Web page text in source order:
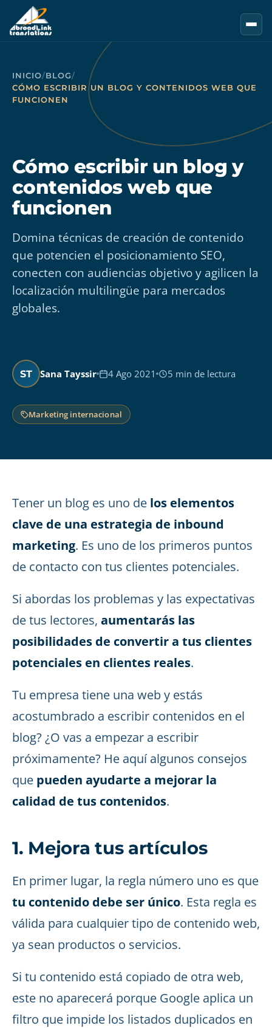
Saltar al contenido principal
INICIO/BLOG/
CÓMO ESCRIBIR UN BLOG Y CONTENIDOS WEB QUE
FUNCIONEN
Cómo escribir un blog y
contenidos web que
funcionen
Domina técnicas de creación de contenido
que potencien el posicionamiento SEO,
conecten con audiencias objetivo y agilicen la
localización multilingüe para mercados
globales.
ST Sana Tayssir 4 Ago 2021 5 min de lectura
Marketing internacional
Tener un blog es uno de los elementos
clave de una estrategia de inbound
marketing. Es uno de los primeros puntos
de contacto con tus clientes potenciales.
Si abordas los problemas y las expectativas
de tus lectores, aumentarás las
posibilidades de convertir a tus clientes
potenciales en clientes reales.
Tu empresa tiene una web y estás
acostumbrado a escribir contenidos en el
blog? ¿O vas a empezar a escribir
próximamente? He aquí algunos consejos
que pueden ayudarte a mejorar la
calidad de tus contenidos.
1. Mejora tus artículos
En primer lugar, la regla número uno es que
tu contenido debe ser único. Esta regla es
válida para cualquier tipo de contenido web,
ya sean productos o servicios.
Si tu contenido está copiado de otra web,
este no aparecerá porque Google aplica un
filtro que impide los listados duplicados en